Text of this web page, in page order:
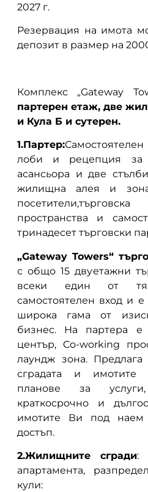
2027 г.
Резервация на имота
депозит в размер на
Комплекс „Gateway
партерен етаж, две
и Кула Б и сутерен.
1.Партер:
лоби и рецепция за
асансьора и две
жилищна алея и
пространства и
тринадесет търговски
„Gateway Towers“
с общо 15 двуетажни
всеки един от
самостоятелен вход и
широка гама от
бизнес. На партера е
център, Co-working
лаундж зона.
сградата и имотите
планове за
краткосрочно и
имотите Ви под
достъп.
2.Жилищните сгради:
апартамента,
кули: